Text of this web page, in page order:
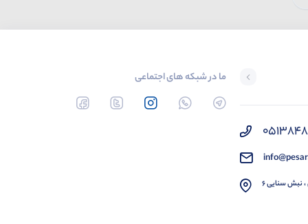
نبش سنایی 6
ما در شبکه های اجتماعی